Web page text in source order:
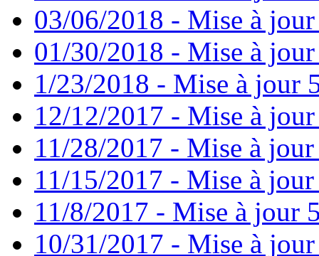
03/06/2018 - Mise à
01/30/2018 - Mise à
1/23/2018 - Mise à jour
12/12/2017 - Mise à
11/28/2017 - Mise à
11/15/2017 - Mise à
11/8/2017 - Mise à jour
10/31/2017 - Mise à